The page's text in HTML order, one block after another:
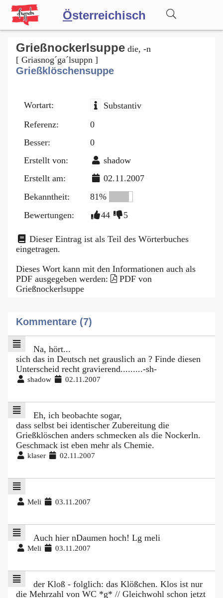
Österreichisch
Wörterbuch
Forum
Blog
Grießnockerlsuppe die, -n
[ Griasnog´ga´lsuppn ]
Grießklöschensuppe
Wortart:
Substantiv
Referenz:
0
Besser:
0
Erstellt von:
shadow
Erstellt am:
02.11.2007
Bekanntheit:
81%
Bewertungen:
44 5
Dieser Eintrag ist als Teil des Wörterbuches
eingetragen.
Dieses Wort kann mit den Informationen auch als
PDF ausgegeben werden:
PDF von
Grießnockerlsuppe
Kommentare (7)
Na, hört...
sich das in Deutsch net grauslich an ? Finde diesen
Unterscheid recht gravierend.........-sh-
shadow 02.11.2007
Eh, ich beobachte sogar,
dass selbst bei identischer Zubereitung die
Grießklöschen anders schmecken als die Nockerln.
Geschmack ist eben mehr als Chemie.
klaser 02.11.2007
Meli 03.11.2007
Auch hier nDaumen hoch! Lg meli
Meli 03.11.2007
der Kloß - folglich: das Klößchen. Klos ist nur
die Mehrzahl von WC *g* // Gleichwohl schon jetzt